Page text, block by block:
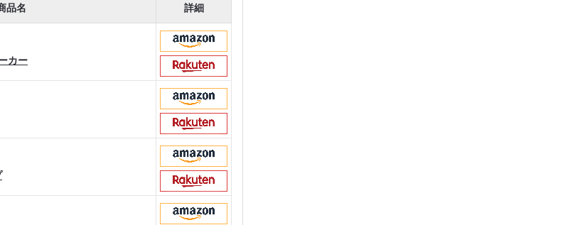
品名 詳細
カー